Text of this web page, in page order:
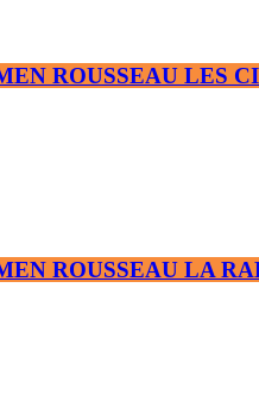
ROUSSEAU LES
ROUSSEAU LA